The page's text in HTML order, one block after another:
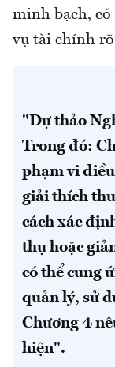
minh bạch,
vụ tài chính rõ
"Dự thảo
Trong đó:
phạm vi
giải thích
cách xác
thụ hoặc
có thể cung
quản lý, sử
Chương 4
hiện".